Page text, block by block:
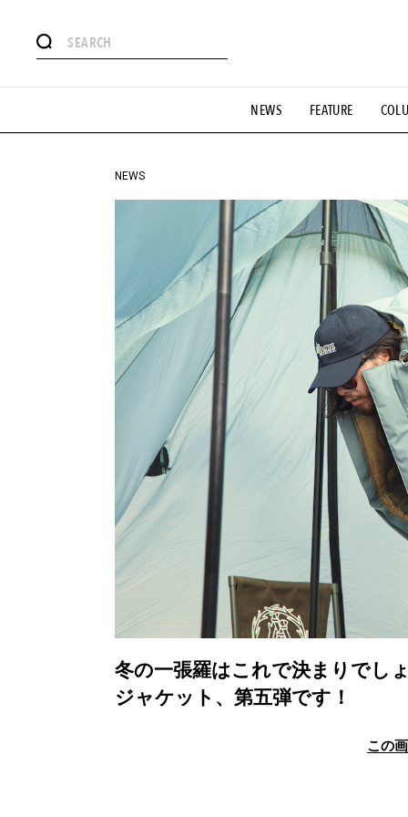
NEWS FEATURE
#憧れの逸品 #ESSENTIAL
#GH 銘品の所以 #フイナムのYouTube #Commune H
#HANDSOME HANDBOOK
NEWS
冬の一張羅はこれで決まりでし
ジャケット、第五弾です！
この